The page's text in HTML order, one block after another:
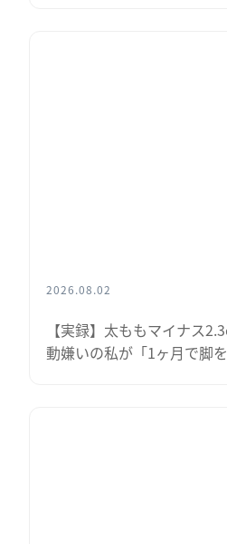
2026.08.02
【実録】太ももマイナス
動嫌いの私が「1ヶ月で脚